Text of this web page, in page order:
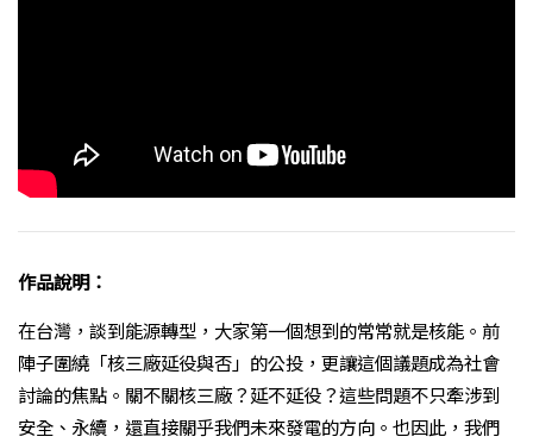
作品說明：
在台灣，談到能源轉型，大家第一個想到的常常就是核能。前
陣子圍繞「核三廠延役與否」的公投，更讓這個議題成為社會
討論的焦點。關不關核三廠？延不延役？這些問題不只牽涉到
安全、永續，還直接關乎我們未來發電的方向。也因此，我們